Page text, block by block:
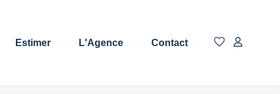
Estimer L'Agence Contact